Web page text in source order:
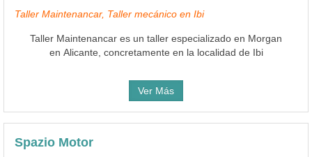
Taller Maintenancar, Taller mecánico en Ibi
Taller Maintenancar es un taller especializado en Morgan
en Alicante, concretamente en la localidad de Ibi
Ver Más
Spazio Motor